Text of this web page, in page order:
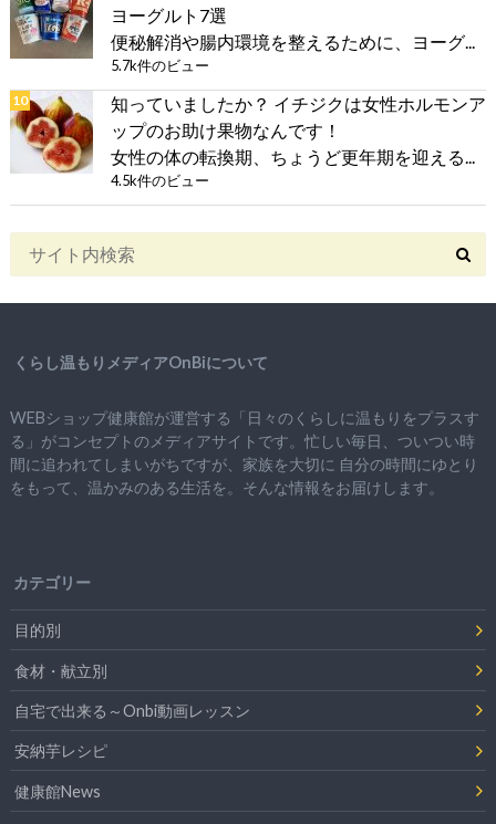
ヨーグルト7選
便秘解消や腸内環境を整えるために、ヨーグ...
5.7k件のビュー
知っていましたか？ イチジクは女性ホルモンア
ップのお助け果物なんです！
女性の体の転換期、ちょうど更年期を迎える...
4.5k件のビュー
くらし温もりメディアOnBiについて
WEBショップ健康館が運営する「日々のくらしに温もりをプラスす
る」がコンセプトのメディアサイトです。忙しい毎日、ついつい時
間に追われてしまいがちですが、 家族を大切に 自分の時間にゆとり
をもって、 温かみのある生活を。そんな情報をお届けします。
カテゴリー
目的別
食材・献立別
自宅で出来る～Onbi動画レッスン
安納芋レシピ
健康館News